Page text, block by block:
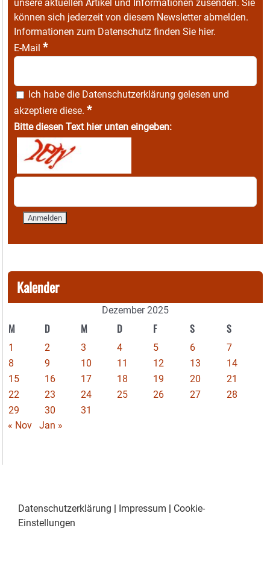
unsere aktuellen Artikel und Informationen zusenden. Sie
können sich jederzeit von diesem Newsletter abmelden.
Informationen zum Datenschutz finden Sie hier.
E-Mail *
Ich habe die Datenschutzerklärung gelesen und
akzeptiere diese. *
Bitte diesen Text hier unten eingeben:
Kalender
Dezember 2025
M D M D F S S
1 2 3 4 5 6
7
8
9 10 11 12 13
14
15
16 17 18 19 20
21
22
23 24 25 26 27
28
29
30
31
« Nov
Jan »
Datenschutzerklärung | Impressum | Cookie-
Einstellungen